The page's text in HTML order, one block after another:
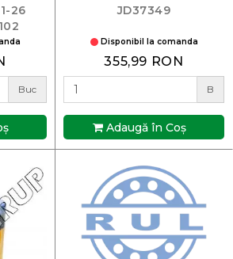
26
Buc
JD37349
Disponibil la comanda
355,99 RON
B
Adaugă în Coş